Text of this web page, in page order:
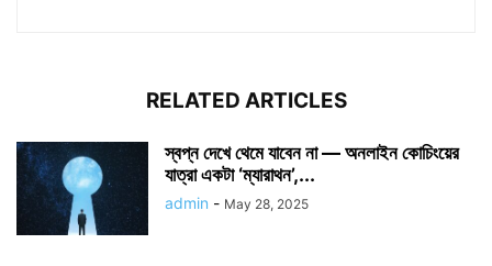
RELATED ARTICLES
স্বপ্ন দেখে থেমে যাবেন না — অনলাইন কোচিংয়ের
যাত্রা একটা ‘ম্যারাথন’,...
admin - May 28, 2025